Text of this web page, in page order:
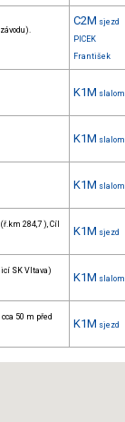
C2M sjezd
PICEK
František
K1M slalom
K1M slalom
K1M slalom
284,7 ), Cíl
K1M sjezd
SK Vltava)
K1M slalom
50 m před
K1M sjezd